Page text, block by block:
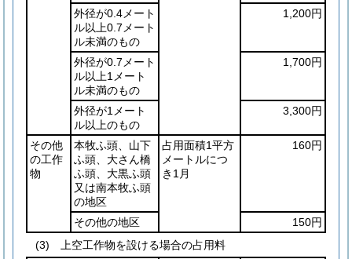
外径が0.4メート
ル以上0.7メート
ル未満のもの
1,200円
外径が0.7メート
ル以上1メート
ル未満のもの
1,700円
外径が1メート
ル以上のもの
3,300円
その他
の工作
物
本牧ふ頭、山下
ふ頭、大さん橋
ふ頭、大黒ふ頭
又は南本牧ふ頭
の地区
占用面積1平方
メートルにつ
き1月
160円
その他の地区
150円
(3) 上空工作物を設ける場合の占用料